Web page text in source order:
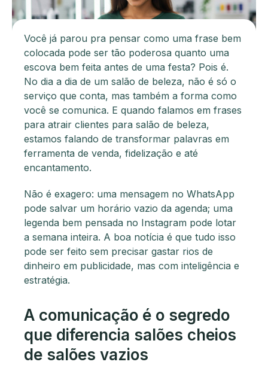
Você já parou pra pensar como uma frase bem
colocada pode ser tão poderosa quanto uma
escova bem feita antes de uma festa? Pois é.
No dia a dia de um salão de beleza, não é só o
serviço que conta, mas também a forma como
você se comunica. E quando falamos em frases
para atrair clientes para salão de beleza,
estamos falando de transformar palavras em
ferramenta de venda, fidelização e até
encantamento.
Não é exagero: uma mensagem no WhatsApp
pode salvar um horário vazio da agenda; uma
legenda bem pensada no Instagram pode lotar
a semana inteira. A boa notícia é que tudo isso
pode ser feito sem precisar gastar rios de
dinheiro em publicidade, mas com inteligência e
estratégia.
A comunicação é o segredo
que diferencia salões cheios
de salões vazios